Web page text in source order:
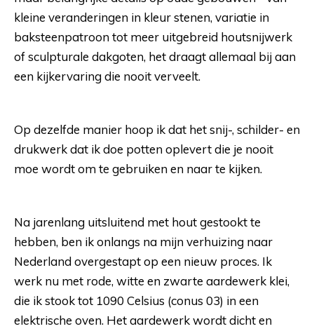
kleine veranderingen in kleur stenen, variatie in
baksteenpatroon tot meer uitgebreid houtsnijwerk
of sculpturale dakgoten, het draagt allemaal bij aan
een kijkervaring die nooit verveelt.
Op dezelfde manier hoop ik dat het snij-, schilder- en
drukwerk dat ik doe potten oplevert die je nooit
moe wordt om te gebruiken en naar te kijken.
Na jarenlang uitsluitend met hout gestookt te
hebben, ben ik onlangs na mijn verhuizing naar
Nederland overgestapt op een nieuw proces. Ik
werk nu met rode, witte en zwarte aardewerk klei,
die ik stook tot 1090 Celsius (conus 03) in een
elektrische oven. Het aardewerk wordt dicht en